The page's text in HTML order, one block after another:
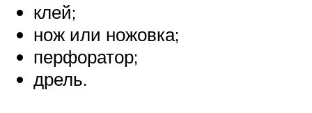
клей;
нож или ножовка;
перфоратор;
дрель.